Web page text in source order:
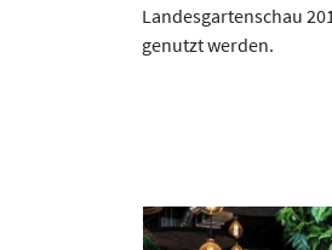
Landesgartenschau
genutzt werden.